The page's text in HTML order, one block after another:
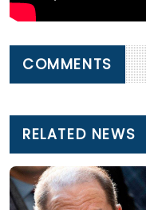
COMMENTS
RELATED NEWS